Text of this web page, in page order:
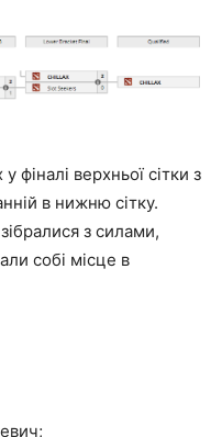
верхньої сітки з
в нижню сітку.
з силами,
собі місце в